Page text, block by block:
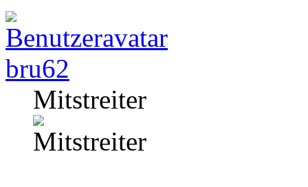
bru62
Mitstreiter